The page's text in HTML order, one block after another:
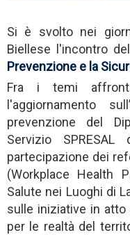
Si è svolto nei
Biellese l'incontro del
Prevenzione e la
Fra i temi
l'aggiornamento
prevenzione del
Servizio
partecipazione dei
(Workplace Health
Salute nei Luoghi di
sulle iniziative in
per le realtà del